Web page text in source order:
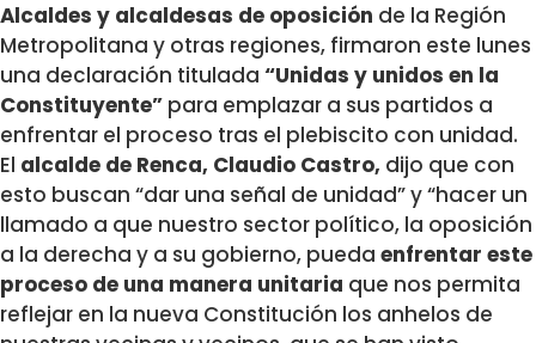
Alcaldes y alcaldesas de oposición de la Región
Metropolitana y otras regiones, firmaron este lunes
una declaración titulada “Unidas y unidos en la
Constituyente” para emplazar a sus partidos a
enfrentar el proceso tras el plebiscito con unidad.
El alcalde de Renca, Claudio Castro, dijo que con
esto buscan “dar una señal de unidad” y “hacer un
llamado a que nuestro sector político, la oposición
a la derecha y a su gobierno, pueda enfrentar este
proceso de una manera unitaria que nos permita
reflejar en la nueva Constitución los anhelos de